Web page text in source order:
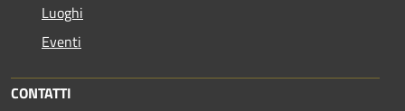
Luoghi
Eventi
CONTATTI